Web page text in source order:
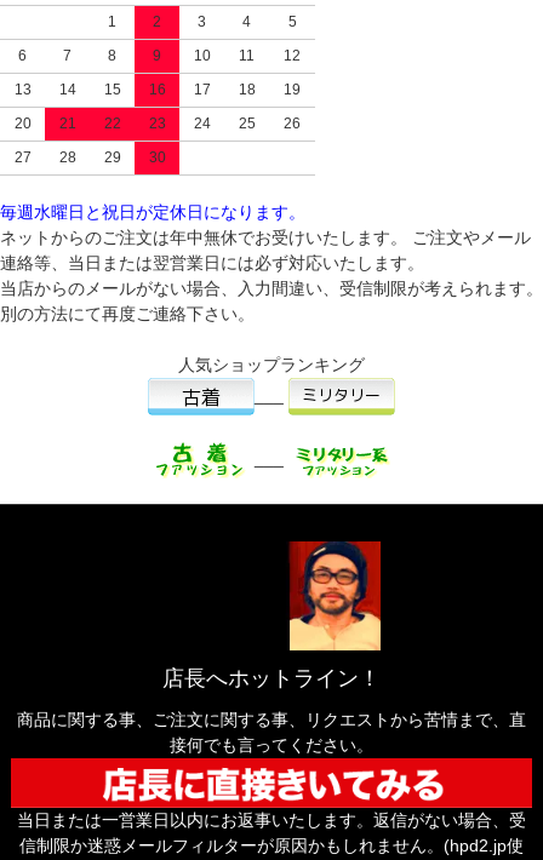
1
2 3 4
5
6
7 8 9 10 11
12
13
14 15 16 17 18
19
20
21 22 23 24 25
26
27
28 29 30
毎週水曜日と祝日が定休日になります。
ネットからのご注文は年中無休でお受けいたします。 ご注文やメール
連絡等、当日または翌営業日には必ず対応いたします。
当店からのメールがない場合、入力間違い、受信制限が考えられます。
別の方法にて再度ご連絡下さい。
人気ショップランキング
店長へホットライン！
商品に関する事、ご注文に関する事、リクエストから苦情まで、直
接何でも言ってください。
当日または一営業日以内にお返事いたします。返信がない場合、受
信制限か迷惑メールフィルターが原因かもしれません。(hpd2.jp使